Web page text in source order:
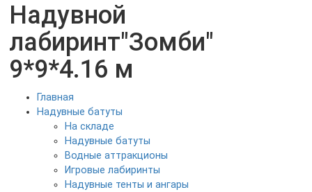
Надувной
лабиринт"Зомби"
9*9*4.16 м
Главная
Надувные батуты
На складе
Надувные батуты
Водные аттракционы
Игровые лабиринты
Надувные тенты и ангары